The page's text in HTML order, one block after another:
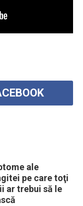
ale
pe care toţi
ar trebui să le